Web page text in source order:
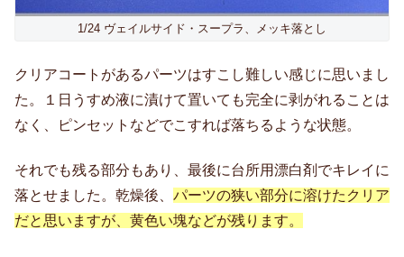
1/24 ヴェイルサイド・スープラ、メッキ落とし
クリアコートがあるパーツはすこし難しい感じに思いまし
た。１日うすめ液に漬けて置いても完全に剥がれることは
なく、ピンセットなどでこすれば落ちるような状態。
それでも残る部分もあり、最後に台所用漂白剤でキレイに
落とせました。乾燥後、 パーツの狭い部分に溶けたクリア
だと思いますが、黄色い塊などが残ります。